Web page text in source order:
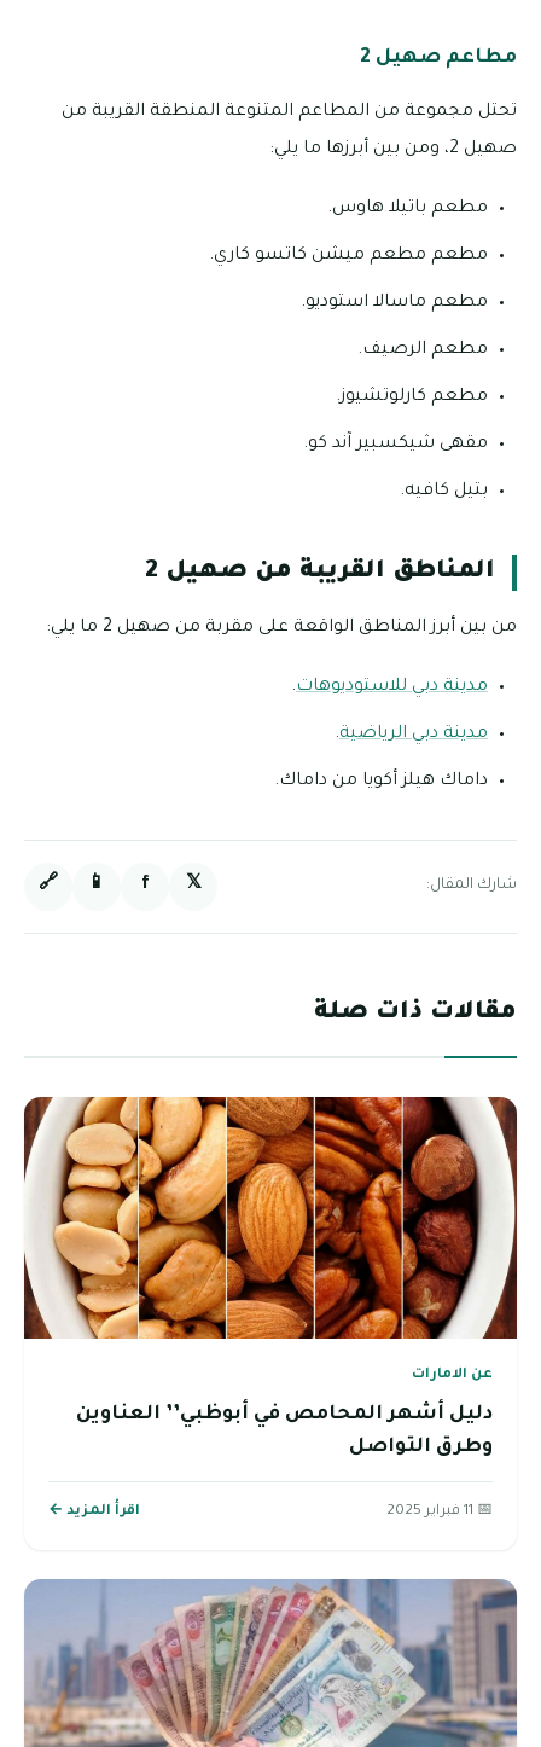
مطاعم صهيل 2
تحتل مجموعة من المطاعم المتنوعة المنطقة القريبة من
صهيل 2، ومن بين أبرزها ما يلي:
مطعم باتيلا هاوس.
مطعم مطعم ميشن كاتسو كاري.
مطعم ماسالا استوديو.
مطعم الرصيف.
مطعم كارلوتشيوز.
مقهى شيكسبير آند كو.
بتيل كافيه.
المناطق القريبة من صهيل 2
من بين أبرز المناطق الواقعة على مقربة من صهيل 2 ما يلي:
مدينة دبي للاستوديوهات.
مدينة دبي الرياضية.
داماك هيلز أكويا من داماك.
شارك المقال: 𝕏
f
📱
🔗
مقالات ذات صلة
عن الامارات
دليل أشهر المحامص في أبوظبي’’ العناوين
وطرق التواصل
📅 11 فبراير 2025 اقرأ المزيد ←